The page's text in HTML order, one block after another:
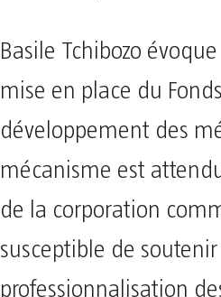
Basile Tchibozo
mise en place du
développement des
mécanisme est
de la corporation
susceptible de soutenir
professionnalisation